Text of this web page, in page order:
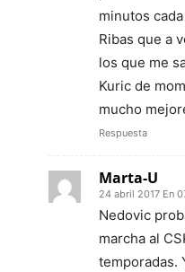
minutos
Ribas que a
los que me
Kuric de
mucho
Respuesta
Marta-U
24 abril 2017 En
Nedovic
marcha al
temporadas.